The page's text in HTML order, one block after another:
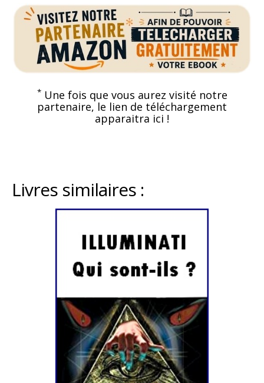
*Une fois que vous aurez visité notre
partenaire, le lien de téléchargement
apparaitra ici !
Livres similaires :